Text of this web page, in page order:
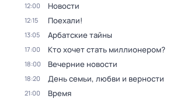
12:00 Новости
12:15 Поехали!
13:05 Арбатские тайны
17:00 Кто хочет стать миллионером?
18:00 Вечерние новости
18:20 День семьи, любви и верности
21:00 Время